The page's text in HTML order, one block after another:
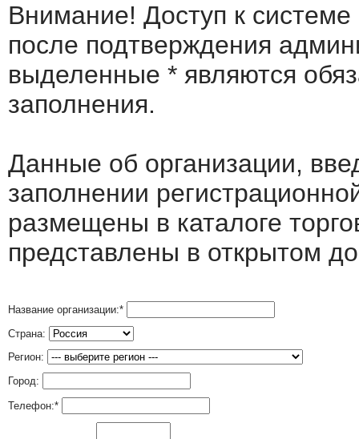
Внимание! Доступ к
после подтверждения
выделенные * являются
заполнения.
Данные об организации,
заполнении
размещены в каталоге
представлены в открытом
Название организации:*
Страна:
Регион:
Город:
Телефон:*